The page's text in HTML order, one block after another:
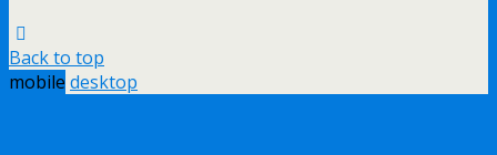
Back to top
mobile desktop